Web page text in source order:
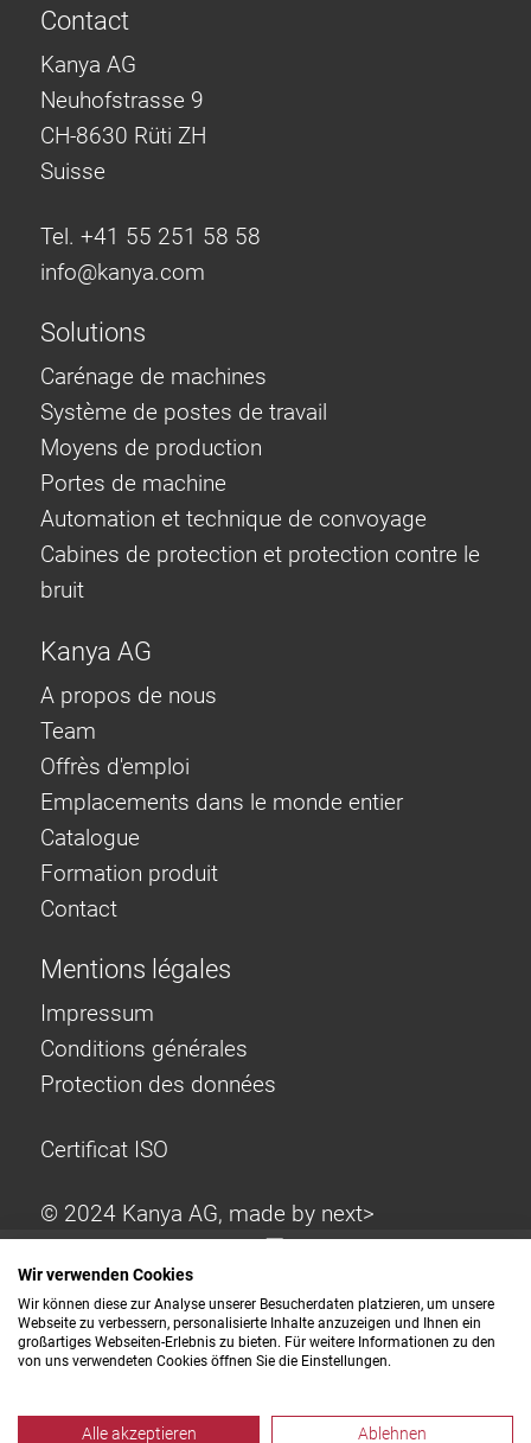
Contact
Kanya AG
Neuhofstrasse 9
CH-8630 Rüti ZH
Suisse
Tel. +41 55 251 58 58
info@kanya.com
Solutions
Carénage de machines
Système de postes de travail
Moyens de production
Portes de machine
Automation et technique de convoyage
Cabines de protection et protection contre le
bruit
Kanya AG
A propos de nous
Team
Offrès d'emploi
Emplacements dans le monde entier
Catalogue
Formation produit
Contact
Mentions légales
Impressum
Conditions générales
Protection des données
Certificat ISO
© 2024 Kanya AG, made by next>
Wir verwenden Cookies
Wir können diese zur Analyse unserer Besucherdaten platzieren, um unsere
Webseite zu verbessern, personalisierte Inhalte anzuzeigen und Ihnen ein
großartiges Webseiten-Erlebnis zu bieten. Für weitere Informationen zu den
von uns verwendeten Cookies öffnen Sie die Einstellungen.
Alle akzeptieren Ablehnen